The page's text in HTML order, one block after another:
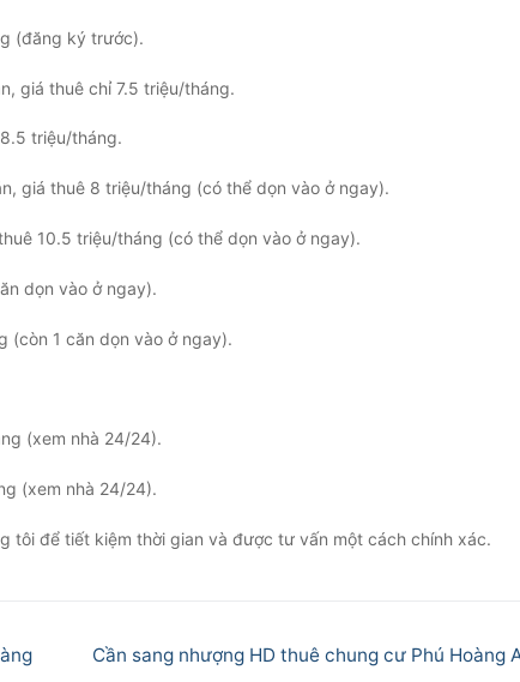
(đăng ký trước).
giá thuê chỉ 7.5 triệu/tháng.
triệu/tháng.
giá thuê 8 triệu/tháng (có thể dọn vào ở ngay).
10.5 triệu/tháng (có thể dọn vào ở ngay).
dọn vào ở ngay).
(còn 1 căn dọn vào ở ngay).
(xem nhà 24/24).
(xem nhà 24/24).
tôi để tiết kiệm thời gian và được tư vấn một cách chính xác.
Next
Cần sang nhượng HD thuê chung cư Phú Hoàng